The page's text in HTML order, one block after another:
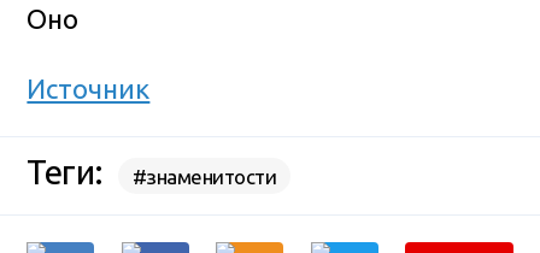
Оно
Источник
Теги: #знаменитости